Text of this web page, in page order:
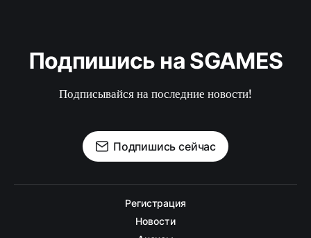
Подпишись на SGAMES
Подписывайся на последние новости!
Подпишись сейчас
Регистрация
Новости